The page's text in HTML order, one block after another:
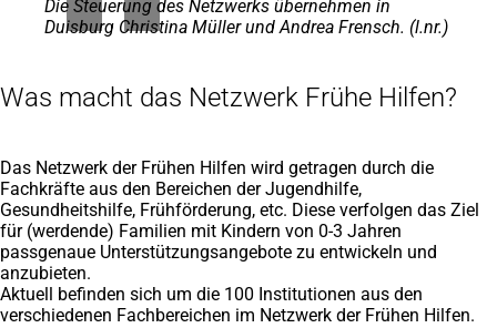
Die Steuerung des Netzwerks übernehmen in
Duisburg Christina Müller und Andrea Frensch. (l.nr.)
Was macht das Netzwerk Frühe Hilfen?
Das Netzwerk der Frühen Hilfen wird getragen durch die
Fachkräfte aus den Bereichen der Jugendhilfe,
Gesundheitshilfe, Frühförderung, etc. Diese verfolgen das Ziel
für (werdende) Familien mit Kindern von 0-3 Jahren
passgenaue Unterstützungsangebote zu entwickeln und
anzubieten.
Aktuell befinden sich um die 100 Institutionen aus den
verschiedenen Fachbereichen im Netzwerk der Frühen Hilfen.